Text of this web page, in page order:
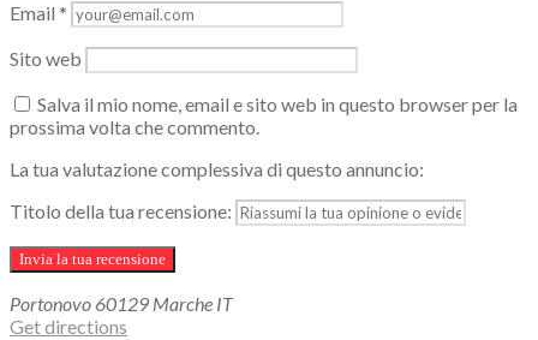
Email *
Sito web
Salva il mio nome, email e sito web in questo browser per la
prossima volta che commento.
La tua valutazione complessiva di questo annuncio:
Titolo della tua recensione:
Portonovo 60129 Marche IT
Get directions